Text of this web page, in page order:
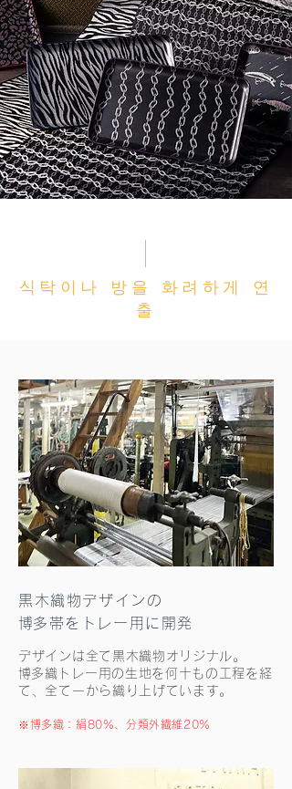
식탁이나 방을 화려하게 연
출
黒木織物デザインの
​博多帯をトレー用に開発
デザインは全て黒木織物オリジナル。
​博多織トレー用の生地を何十もの工程を経
て、全て一から織り上げています。
​※博多織：絹80%、分類外繊維20%